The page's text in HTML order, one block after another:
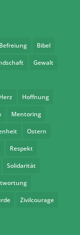
Befreiung Bibel
Gewalt
Herz Hoffnung
Mentoring
Ostern
Respekt
Solidarität
Zivilcourage